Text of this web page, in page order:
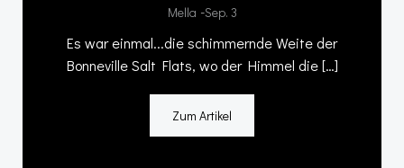
Mella -Sep. 3
Es war einmal...die schimmernde Weite der
Bonneville Salt Flats, wo der Himmel die […]
Zum Artikel